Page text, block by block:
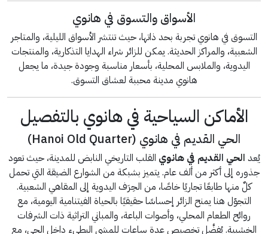
الأسواق والتسوق في هانوي
التسوق في هانوي تجربة بحد ذاتها، حيث تنتشر الأسواق الليلية، والمتاجر
الشعبية، والمراكز الحديثة. يمكن للزائر شراء الهدايا التذكارية، والمنتجات
اليدوية، والملابس المحلية، بأسعار مناسبة وجودة جيدة، ما يجعل
هانوي مدينة محببة لعشاق التسوق.
الأماكن السياحية في هانوي بالتفصيل
الحي القديم في هانوي (Hanoi Old Quarter)
يُعد الحي القديم في هانوي القلب التاريخي النابض للمدينة، حيث تعود
جذوره إلى أكثر من ألف عام. يتميز بشبكة من الشوارع الضيقة التي تحمل
كلٌ منها طابعًا تجاريًا خاصًا، من الحِرَف اليدوية إلى المقاهي الشعبية.
التجوّل هنا يمنح الزائر إحساسًا حقيقيًا بالحياة الفيتنامية اليومية، مع
روائح الطعام المحلي، وأصوات الباعة، والمباني التراثية ذات الشرفات
الخشبية. يُفضَّل تخصيص عدة ساعات للمشي البطيء داخل الحي، مع